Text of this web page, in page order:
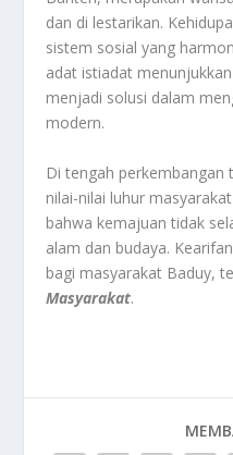
dan di lestarikan.
sistem sosial yang
adat istiadat
menjadi solusi dalam
modern.
Di tengah perkembangan
nilai-nilai luhur
bahwa kemajuan tidak
alam dan budaya.
bagi masyarakat Baduy,
Masyarakat.